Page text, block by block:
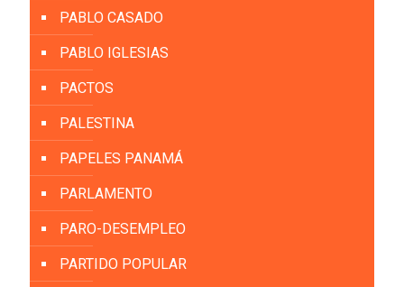
PABLO CASADO
PABLO IGLESIAS
PACTOS
PALESTINA
PAPELES PANAMÁ
PARLAMENTO
PARO-DESEMPLEO
PARTIDO POPULAR